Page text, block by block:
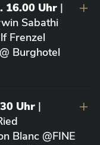
16.00 Uhr |
Sabathi
Frenzel
Burghotel
Uhr |
Blanc @FINE